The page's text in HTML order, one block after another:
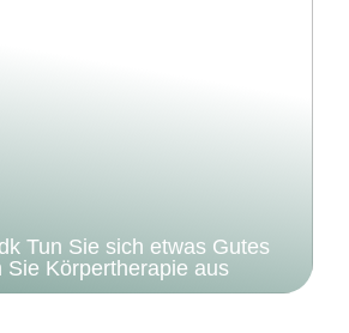
Tun Sie sich etwas Gutes
Sie Körpertherapie aus